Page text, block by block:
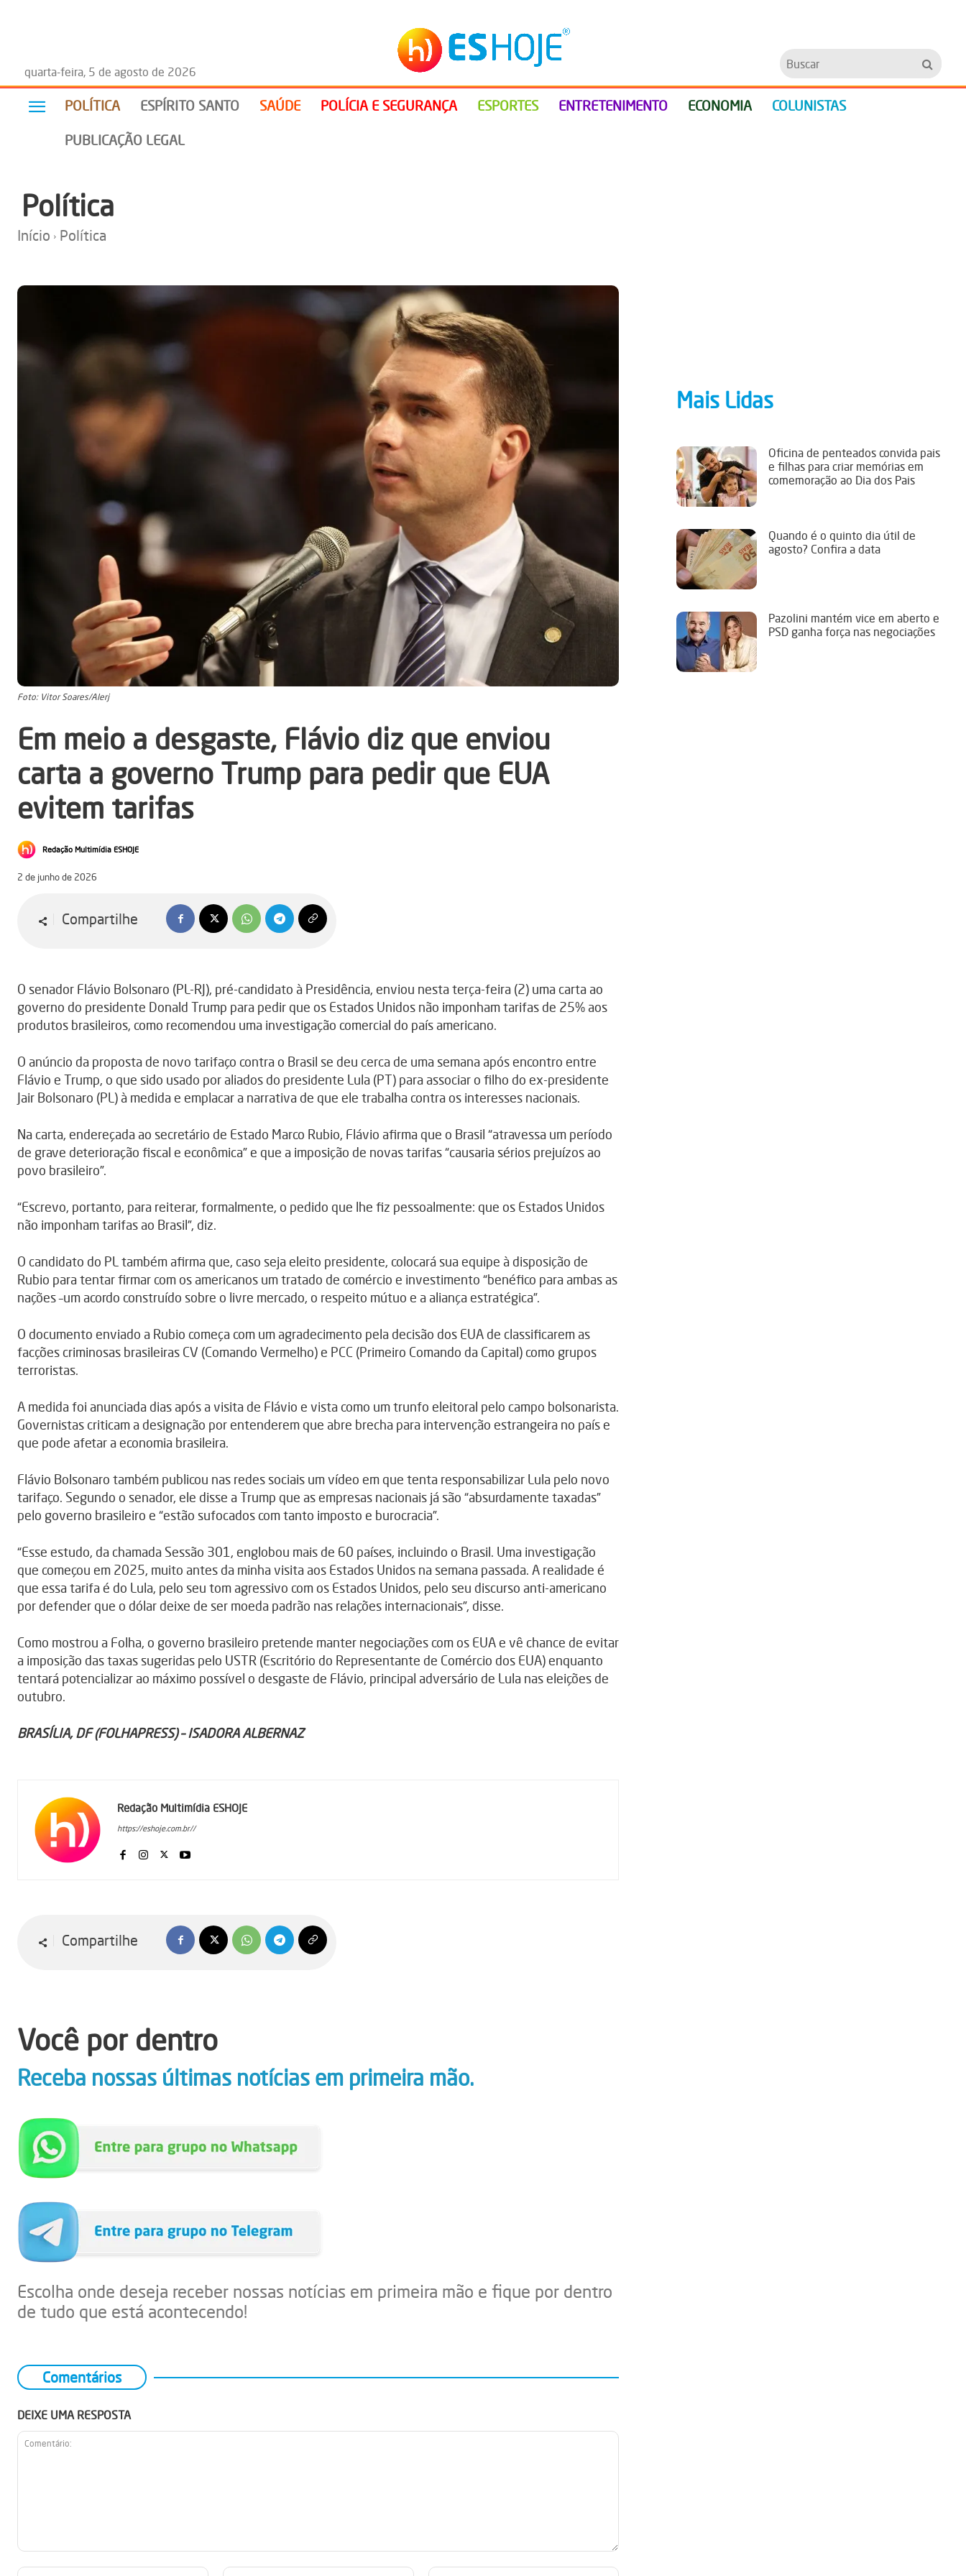
quarta-feira, 5 de agosto de 2026
Buscar
POLÍTICA ESPÍRITO SANTO SAÚDE POLÍCIA E SEGURANÇA ESPORTES ENTRETENIMENTO ECONOMIA COLUNISTAS
PUBLICAÇÃO LEGAL
Política
Início Política
Foto: Vitor Soares/Alerj
Em meio a desgaste, Flávio diz que enviou
carta a governo Trump para pedir que EUA
evitem tarifas
Redação Multimídia ESHOJE
2 de junho de 2026
Compartilhe
O senador Flávio Bolsonaro (PL-RJ), pré-candidato à Presidência, enviou nesta terça-feira (2) uma carta ao
governo do presidente Donald Trump para pedir que os Estados Unidos não imponham tarifas de 25% aos
produtos brasileiros, como recomendou uma investigação comercial do país americano.
O anúncio da proposta de novo tarifaço contra o Brasil se deu cerca de uma semana após encontro entre
Flávio e Trump, o que sido usado por aliados do presidente Lula (PT) para associar o filho do ex-presidente
Jair Bolsonaro (PL) à medida e emplacar a narrativa de que ele trabalha contra os interesses nacionais.
Na carta, endereçada ao secretário de Estado Marco Rubio, Flávio afirma que o Brasil “atravessa um período
de grave deterioração fiscal e econômica” e que a imposição de novas tarifas “causaria sérios prejuízos ao
povo brasileiro”.
“Escrevo, portanto, para reiterar, formalmente, o pedido que lhe fiz pessoalmente: que os Estados Unidos
não imponham tarifas ao Brasil”, diz.
O candidato do PL também afirma que, caso seja eleito presidente, colocará sua equipe à disposição de
Rubio para tentar firmar com os americanos um tratado de comércio e investimento “benéfico para ambas as
nações –um acordo construído sobre o livre mercado, o respeito mútuo e a aliança estratégica”.
O documento enviado a Rubio começa com um agradecimento pela decisão dos EUA de classificarem as
facções criminosas brasileiras CV (Comando Vermelho) e PCC (Primeiro Comando da Capital) como grupos
terroristas.
A medida foi anunciada dias após a visita de Flávio e vista como um trunfo eleitoral pelo campo bolsonarista.
Governistas criticam a designação por entenderem que abre brecha para intervenção estrangeira no país e
que pode afetar a economia brasileira.
Flávio Bolsonaro também publicou nas redes sociais um vídeo em que tenta responsabilizar Lula pelo novo
tarifaço. Segundo o senador, ele disse a Trump que as empresas nacionais já são “absurdamente taxadas”
pelo governo brasileiro e “estão sufocados com tanto imposto e burocracia”.
“Esse estudo, da chamada Sessão 301, englobou mais de 60 países, incluindo o Brasil. Uma investigação
que começou em 2025, muito antes da minha visita aos Estados Unidos na semana passada. A realidade é
que essa tarifa é do Lula, pelo seu tom agressivo com os Estados Unidos, pelo seu discurso anti-americano
por defender que o dólar deixe de ser moeda padrão nas relações internacionais”, disse.
Como mostrou a Folha, o governo brasileiro pretende manter negociações com os EUA e vê chance de evitar
a imposição das taxas sugeridas pelo USTR (Escritório do Representante de Comércio dos EUA) enquanto
tentará potencializar ao máximo possível o desgaste de Flávio, principal adversário de Lula nas eleições de
outubro.
BRASÍLIA, DF (FOLHAPRESS) – ISADORA ALBERNAZ
Redação Multimídia ESHOJE
https://eshoje.com.br//
Compartilhe
Você por dentro
Receba nossas últimas notícias em primeira mão.
Escolha onde deseja receber nossas notícias em primeira mão e fique por dentro
de tudo que está acontecendo!
Comentários
DEIXE UMA RESPOSTA
Mais Lidas
Oficina de penteados convida pais
e filhas para criar memórias em
comemoração ao Dia dos Pais
Quando é o quinto dia útil de
agosto? Confira a data
Pazolini mantém vice em aberto e
PSD ganha força nas negociações